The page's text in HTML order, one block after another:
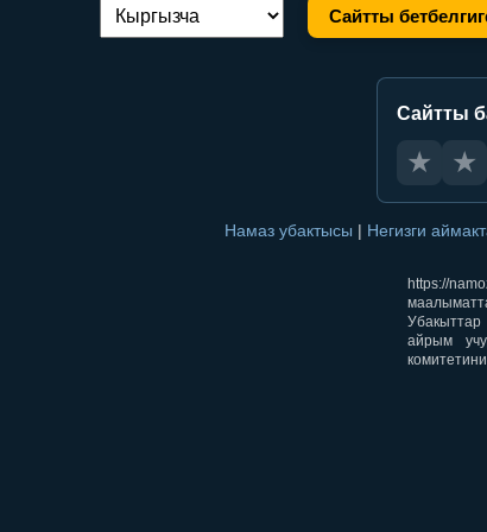
Тилди алмаштыруу: Сайтты
Сайтты
★ ★
Намаз убактысы | Негизги
https://
Убакыттар
айрым